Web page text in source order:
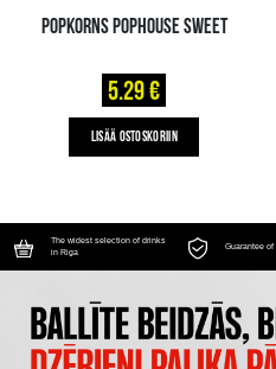
POPKORNS POPHOUSE SWEET
5.29 €
LISÄÄ OSTOSKORIIN
The widest selection of drinks
in Riga
Guarantee